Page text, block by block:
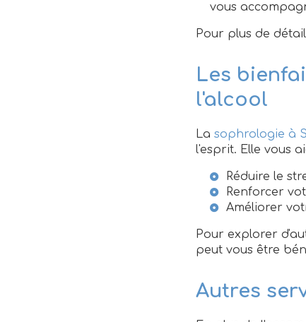
vous
Pour plus de
Les
l'alcool
La sophrologie à
l'esprit. Elle vous
Réduire le
Renforcer
Améliorer
Pour explorer
peut vous être
Autres